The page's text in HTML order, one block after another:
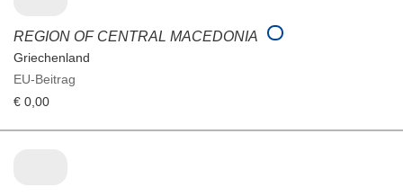
REGION OF CENTRAL MACEDONIA
Griechenland
EU-Beitrag
€ 0,00